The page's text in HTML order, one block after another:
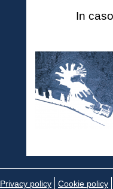
In
Privacy policy Cookie policy